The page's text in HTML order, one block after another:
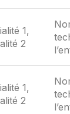
1,
2
1,
2